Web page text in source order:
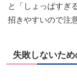
と「しょっぱすぎ
招きやすいので注
失敗しないた